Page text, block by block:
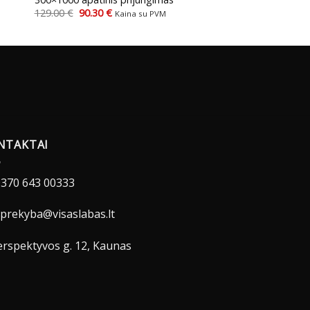
129.00€ Original
90.30€Current
Kaina su PVM
643 00333
g. 12, Kaunas